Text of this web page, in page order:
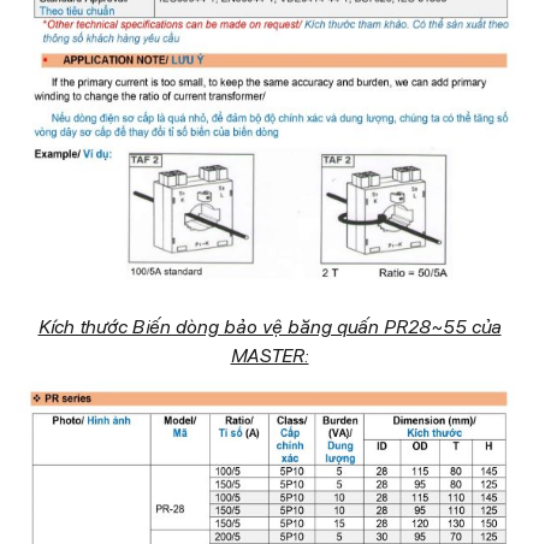
Kích thước Biến dòng bảo vệ băng quấn PR28~55 của
MASTER: